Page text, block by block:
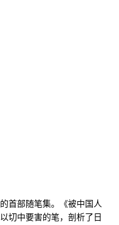
首部随笔集。《被中国人
切中要害的笔，剖析了日